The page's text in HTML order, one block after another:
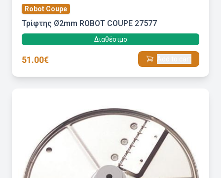
Robot Coupe
Τρίφτης Ø2mm ROBOT COUPE 27577
Διαθέσιμο
51.00€